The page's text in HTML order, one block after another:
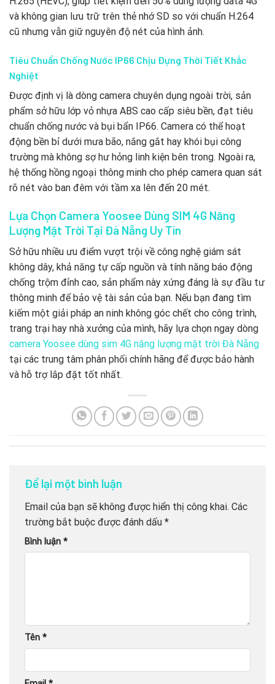
và không gian lưu trữ trên thẻ nhớ SD so với chuẩn H.264
cũ nhưng vẫn giữ nguyên độ nét của hình ảnh.
Tiêu Chuẩn Chống Nước IP66 Chịu Đựng Thời Tiết Khắc
Nghiệt
Được định vị là dòng camera chuyên dụng ngoài trời, sản
phẩm sở hữu lớp vỏ nhựa ABS cao cấp siêu bền, đạt tiêu
chuẩn chống nước và bụi bẩn IP66. Camera có thể hoạt
động bền bỉ dưới mưa bão, nắng gắt hay khói bụi công
trường mà không sợ hư hỏng linh kiện bên trong. Ngoài ra,
hệ thống hồng ngoại thông minh cho phép camera quan sát
rõ nét vào ban đêm với tầm xa lên đến 20 mét.
Lựa Chọn Camera Yoosee Dùng SIM 4G Năng
Lượng Mặt Trời Tại Đà Nẵng Uy Tín
Sở hữu nhiều ưu điểm vượt trội về công nghệ giám sát
không dây, khả năng tự cấp nguồn và tính năng báo động
chống trộm đỉnh cao, sản phẩm này xứng đáng là sự đầu tư
thông minh để bảo vệ tài sản của bạn. Nếu bạn đang tìm
kiếm một giải pháp an ninh không góc chết cho công trình,
trang trại hay nhà xưởng của mình, hãy lựa chọn ngay dòng
camera Yoosee dùng sim 4G năng lượng mặt trời Đà Nẵng
tại các trung tâm phân phối chính hãng để được bảo hành
và hỗ trợ lắp đặt tốt nhất.
Để lại một bình luận
Email của bạn sẽ không được hiển thị công khai. Các
trường bắt buộc được đánh dấu *
Bình luận *
Tên *